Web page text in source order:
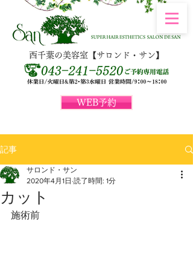
WEB予約
西千葉の美容室【サロンド・サン】
記事
カット
サロンド・サン
2020年4月1日 読了時間: 1分
施術前